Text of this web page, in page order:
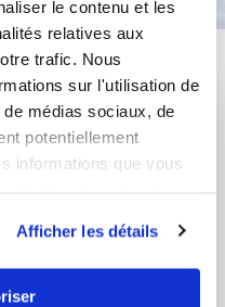
le contenu et les
relatives aux
trafic. Nous
sur l'utilisation de
médias sociaux, de
potentiellement
informations que vous
Afficher les détails